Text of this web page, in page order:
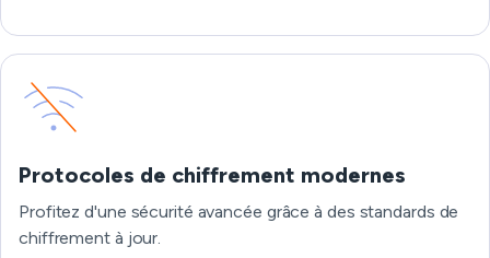
Protocoles de chiffrement modernes
Profitez d'une sécurité avancée grâce à des standards de
chiffrement à jour.